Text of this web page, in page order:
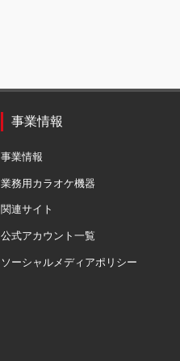
事業情報
事業情報
業務用カラオケ機器
関連サイト
公式アカウント一覧
ソーシャルメディアポリシー